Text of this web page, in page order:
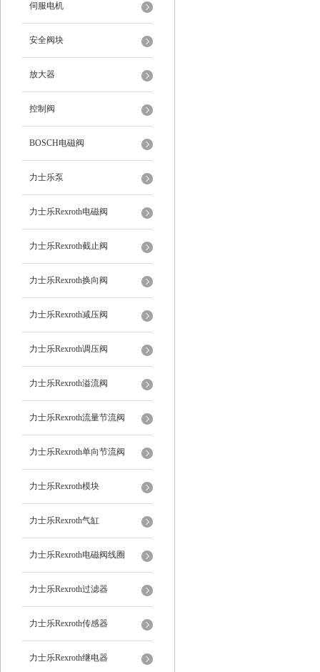
伺服电机
安全阀块
放大器
控制阀
BOSCH电磁阀
力士乐泵
力士乐Rexroth电磁阀
力士乐Rexroth截止阀
力士乐Rexroth换向阀
力士乐Rexroth减压阀
力士乐Rexroth调压阀
力士乐Rexroth溢流阀
力士乐Rexroth流量节流阀
力士乐Rexroth单向节流阀
力士乐Rexroth模块
力士乐Rexroth气缸
力士乐Rexroth电磁阀线圈
力士乐Rexroth过滤器
力士乐Rexroth传感器
力士乐Rexroth继电器